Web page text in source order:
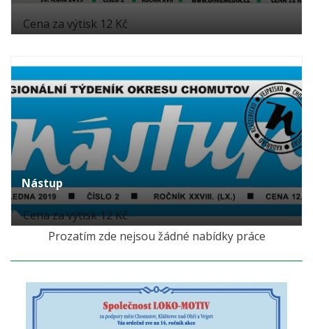
Cena za výtisk 12 Kč
Nástup
Cena za výtisk 12 Kč
Prozatím zde nejsou žádné nabídky práce